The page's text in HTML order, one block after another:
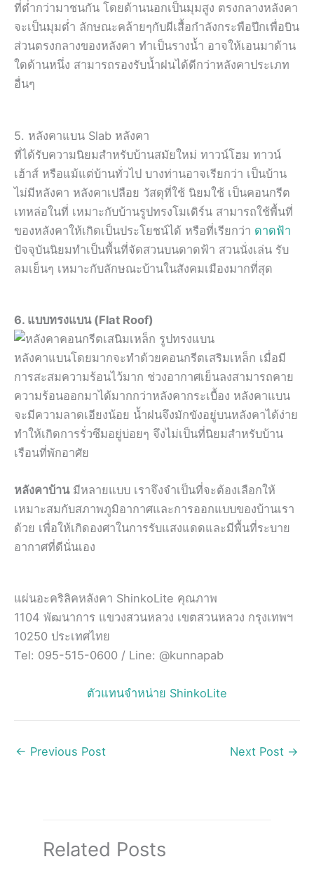
ที่ต่ำกว่ามาชนกัน โดยด้านนอกเป็นมุมสูง ตรงกลางหลังคา
จะเป็นมุมต่ำ ลักษณะคล้ายๆกับผีเสื้อกำลังกระพือปีกเพื่อบิน
ส่วนตรงกลางของหลังคา ทำเป็นรางน้ำ อาจให้เอนมาด้าน
ใดด้านหนึ่ง สามารถรองรับน้ำฝนได้ดีกว่าหลังคาประเภท
อื่นๆ
5. หลังคาแบน Slab หลังคา
ที่ได้รับความนิยมสำหรับบ้านสมัยใหม่ ทาวน์โฮม ทาวน์
เฮ้าส์ หรือแม้แต่บ้านทั่วไป บางท่านอาจเรียกว่า เป็นบ้าน
ไม่มีหลังคา หลังคาเปลือย วัสดุที่ใช้ นิยมใช้ เป็นคอนกรีต
เทหล่อในที่ เหมาะกับบ้านรูปทรงโมเดิร์น สามารถใช้พื้นที่
ของหลังคาให้เกิดเป็นประโยชน์ได้ หรือที่เรียกว่า ดาดฟ้า
ปัจจุบันนิยมทำเป็นพื้นที่จัดสวนบนดาดฟ้า สวนนั่งเล่น รับ
ลมเย็นๆ เหมาะกับลักษณะบ้านในสังคมเมืองมากที่สุด
6. แบบทรงแบน (Flat Roof)
หลังคาแบนโดยมากจะทำด้วยคอนกรีตเสริมเหล็ก เมื่อมี
การสะสมความร้อนไว้มาก ช่วงอากาศเย็นลงสามารถคาย
ความร้อนออกมาได้มากกว่าหลังคากระเบื้อง หลังคาแบน
จะมีความลาดเอียงน้อย น้ำฝนจึงมักขังอยู่บนหลังคาได้ง่าย
ทำให้เกิดการรั่วซึมอยู่บ่อยๆ จึงไม่เป็นที่นิยมสำหรับบ้าน
เรือนที่พักอาศัย
หลังคาบ้านมีหลายแบบ เราจึงจำเป็นที่จะต้องเลือกให้
เหมาะสมกับสภาพภูมิอากาศและการออกแบบของบ้านเรา
ด้วย เพื่อให้เกิดองศาในการรับแสงแดดและมีพื้นที่ระบาย
อากาศที่ดีนั่นเอง
แผ่นอะคริลิคหลังคา ShinkoLite คุณภาพ
1104 พัฒนาการ แขวงสวนหลวง เขตสวนหลวง กรุงเทพฯ
10250 ประเทศไทย
Tel: 095-515-0600 / Line: @kunnapab
ตัวแทนจำหน่าย ShinkoLite
← Previous Post Next Post →
Related Posts